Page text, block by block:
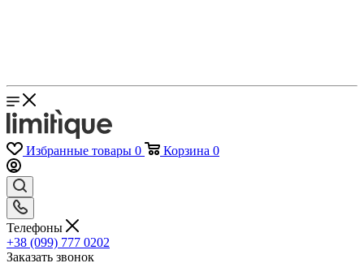
Избранные товары 0 Корзина 0
Телефоны
+38 (099) 777 0202
Заказать звонок